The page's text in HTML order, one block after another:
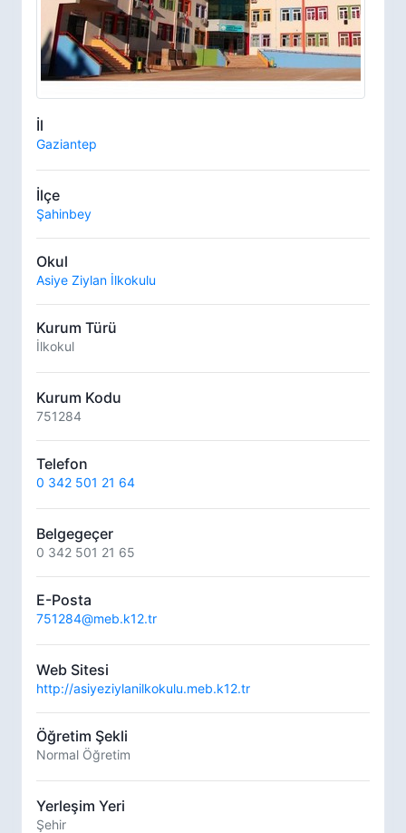
İl
Gaziantep
İlçe
Şahinbey
Okul
Asiye Ziylan İlkokulu
Kurum Türü
İlkokul
Kurum Kodu
751284
Telefon
0 342 501 21 64
Belgegeçer
0 342 501 21 65
E-Posta
751284@meb.k12.tr
Web Sitesi
http://asiyeziylanilkokulu.meb.k12.tr
Öğretim Şekli
Normal Öğretim
Yerleşim Yeri
Şehir